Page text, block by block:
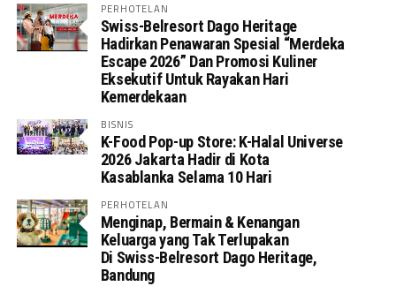
PERHOTELAN
Swiss-Belresort Dago Heritage
Hadirkan Penawaran Spesial “Merdeka
Escape 2026” Dan Promosi Kuliner
Eksekutif Untuk Rayakan Hari
Kemerdekaan
BISNIS
K-Food Pop-up Store: K-Halal Universe
2026 Jakarta Hadir di Kota
Kasablanka Selama 10 Hari
PERHOTELAN
Menginap, Bermain & Kenangan
Keluarga yang Tak Terlupakan
Di Swiss-Belresort Dago Heritage,
Bandung